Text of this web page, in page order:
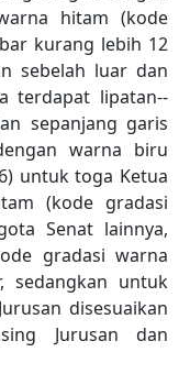
hitam (kode
kurang lebih 12
sebelah luar dan
terdapat lipatan-­
sepanjang garis
warna biru
untuk toga Ketua
(kode gradasi
Senat lainnya,
gradasi warna
sedangkan untuk
disesuaikan
Jurusan dan